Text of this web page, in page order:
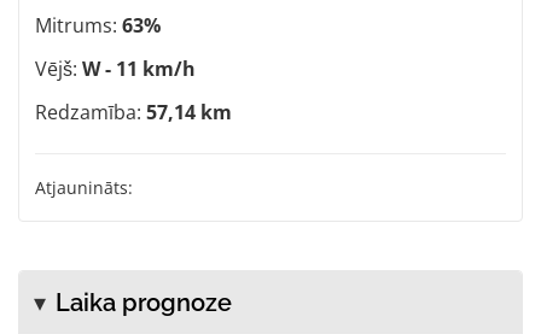
Mitrums: 63%
Vējš: W - 11 km/h
Redzamība: 57,14 km
Atjaunināts:
Laika prognoze